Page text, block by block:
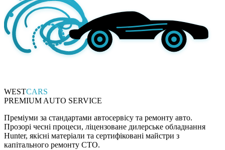
WESTCARS
PREMIUM AUTO SERVICE
Преміуми за стандартами автосервісу та ремонту авто.
Прозорі чесні процеси, ліцензоване дилерське обладнання
Hunter, якісні матеріали та сертифіковані майстри з
капітального ремонту СТО.